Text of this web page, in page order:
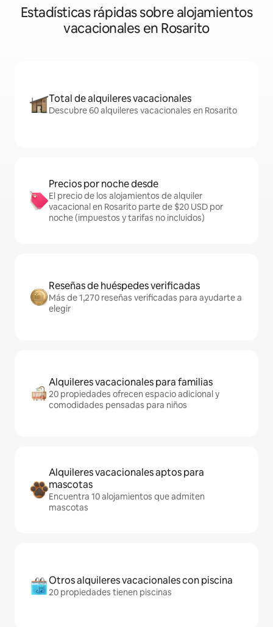
Estadísticas rápidas sobre alojamientos
vacacionales en Rosarito
Total de alquileres vacacionales
Descubre 60 alquileres vacacionales en Rosarito
Precios por noche desde
El precio de los alojamientos de alquiler
vacacional en Rosarito parte de $20 USD por
noche (impuestos y tarifas no incluidos)
Reseñas de huéspedes verificadas
Más de 1,270 reseñas verificadas para ayudarte a
elegir
Alquileres vacacionales para familias
20 propiedades ofrecen espacio adicional y
comodidades pensadas para niños
Alquileres vacacionales aptos para
mascotas
Encuentra 10 alojamientos que admiten
mascotas
Otros alquileres vacacionales con piscina
20 propiedades tienen piscinas